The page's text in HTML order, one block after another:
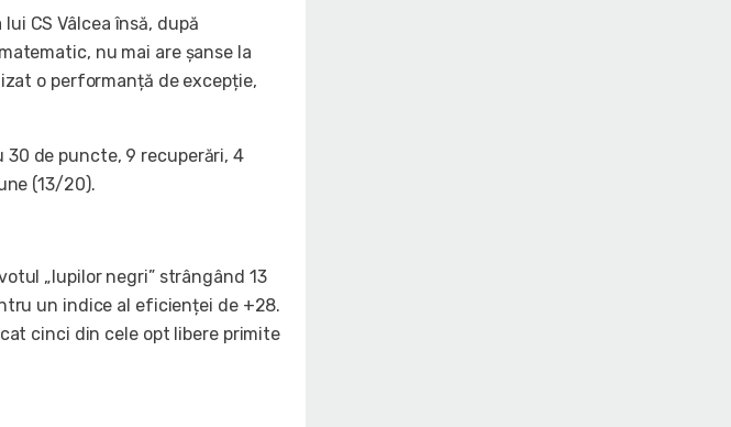
CS Vâlcea însă, după
nu mai are șanse la
o performanță de excepție,
de puncte, 9 recuperări, 4
(13/20).
„lupilor negri” strângând 13
un indice al eficienței de +28.
cinci din cele opt libere primite